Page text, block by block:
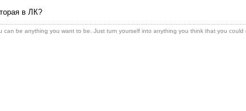
в ЛК?
can be anything you want to be. Just turn yourself into anything you think that you could